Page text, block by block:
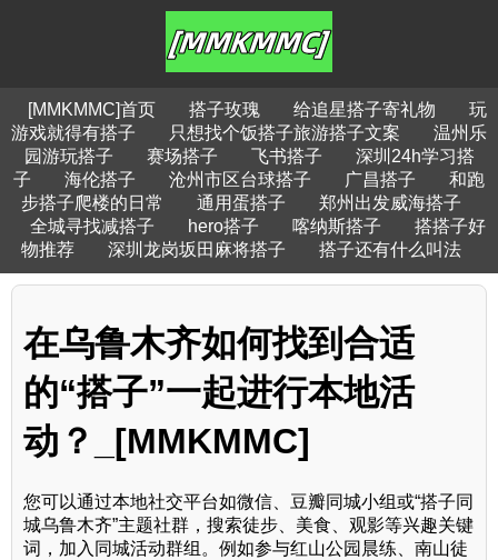
[MMKMMC]首页 搭子玫瑰 给追星搭子寄礼物
玩
游戏就得有搭子
只想找个饭搭子旅游搭子文案
温州乐
园游玩搭子
赛场搭子 飞书搭子
深圳24h学习搭
子
海伦搭子 沧州市区台球搭子 广昌搭子
和跑
步搭子爬楼的日常
通用蛋搭子
郑州出发威海搭子
全城寻找减搭子
hero搭子 喀纳斯搭子
搭搭子好
物推荐
深圳龙岗坂田麻将搭子 搭子还有什么叫法
在乌鲁木齐如何找到合适
的“搭子”一起进行本地活
动？_[MMKMMC]
您可以通过本地社交平台如微信、豆瓣同城小组或“搭子同
城乌鲁木齐”主题社群，搜索徒步、美食、观影等兴趣关键
词，加入同城活动群组。例如参与红山公园晨练、南山徒